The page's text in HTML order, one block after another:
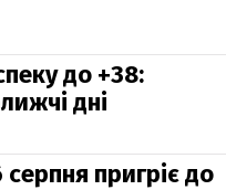
до +38:
дні
серпня пригріє до